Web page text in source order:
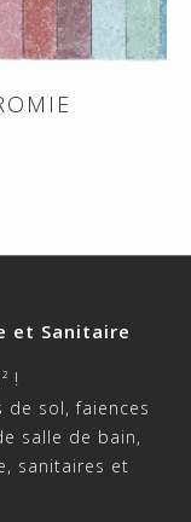
et Sanitaire
!
de sol, faiences
salle de bain,
sanitaires et